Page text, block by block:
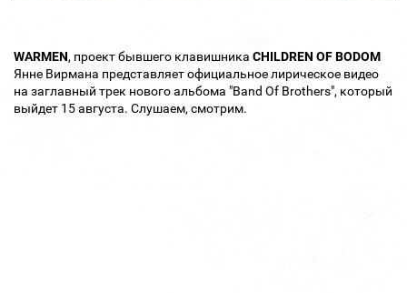
WARMEN, проект бывшего клавишника CHILDREN OF BODOM
Янне Вирмана представляет официальное лирическое видео
на заглавный трек нового альбома "Band Of Brothers", который
выйдет 15 августа. Слушаем, смотрим.